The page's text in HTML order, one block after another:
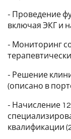
- Проведение
включая ЭКГ и
- Мониторинг
- Решение
(описано в
- Начисление
квалификации